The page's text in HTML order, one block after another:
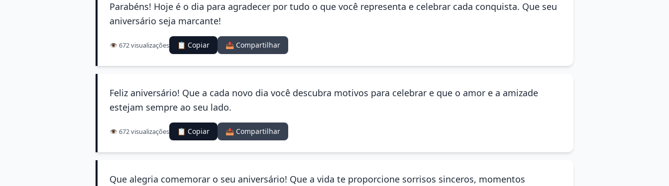
Parabéns! Hoje é o dia para agradecer por tudo o que você representa e celebrar cada conquista. Que seu
aniversário seja marcante!
👁️ 672 visualizações 📋 Copiar 📤 Compartilhar
Feliz aniversário! Que a cada novo dia você descubra motivos para celebrar e que o amor e a amizade
estejam sempre ao seu lado.
👁️ 672 visualizações 📋 Copiar 📤 Compartilhar
Que alegria comemorar o seu aniversário! Que a vida te proporcione sorrisos sinceros, momentos